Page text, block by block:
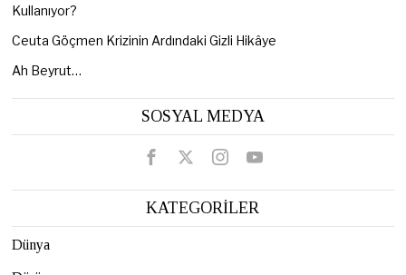
Kullanıyor?
Ceuta Göçmen Krizinin Ardındaki Gizli Hikâye
Ah Beyrut…
SOSYAL MEDYA
KATEGORİLER
Dünya